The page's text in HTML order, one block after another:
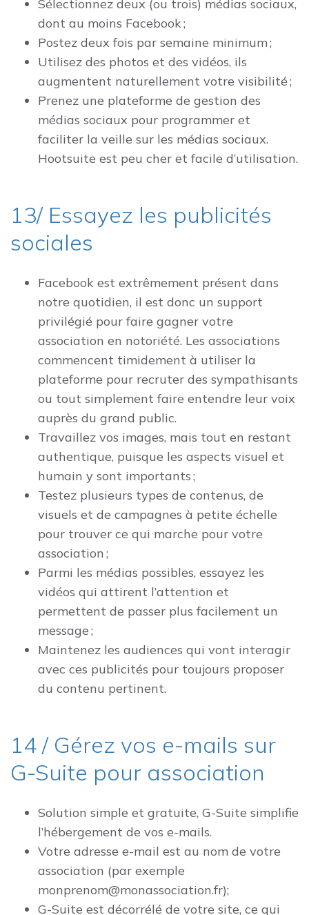
Sélectionnez deux (ou trois) médias sociaux,
dont au moins Facebook ;
Postez deux fois par semaine minimum ;
Utilisez des photos et des vidéos, ils
augmentent naturellement votre visibilité ;
Prenez une plateforme de gestion des
médias sociaux pour programmer et
faciliter la veille sur les médias sociaux.
Hootsuite est peu cher et facile d’utilisation.
13/ Essayez les publicités
sociales
Facebook est extrêmement présent dans
notre quotidien, il est donc un support
privilégié pour faire gagner votre
association en notoriété. Les associations
commencent timidement à utiliser la
plateforme pour recruter des sympathisants
ou tout simplement faire entendre leur voix
auprès du grand public.
Travaillez vos images, mais tout en restant
authentique, puisque les aspects visuel et
humain y sont importants ;
Testez plusieurs types de contenus, de
visuels et de campagnes à petite échelle
pour trouver ce qui marche pour votre
association ;
Parmi les médias possibles, essayez les
vidéos qui attirent l’attention et
permettent de passer plus facilement un
message ;
Maintenez les audiences qui vont interagir
avec ces publicités pour toujours proposer
du contenu pertinent.
14 / Gérez vos e-mails sur
G-Suite pour association
Solution simple et gratuite, G-Suite simplifie
l’hébergement de vos e-mails.
Votre adresse e-mail est au nom de votre
association (par exemple
monprenom@monassociation.fr);
G-Suite est décorrélé de votre site, ce qui